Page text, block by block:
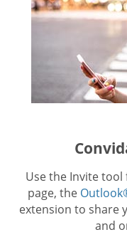
Use the Invite
page, the
extension to share
and